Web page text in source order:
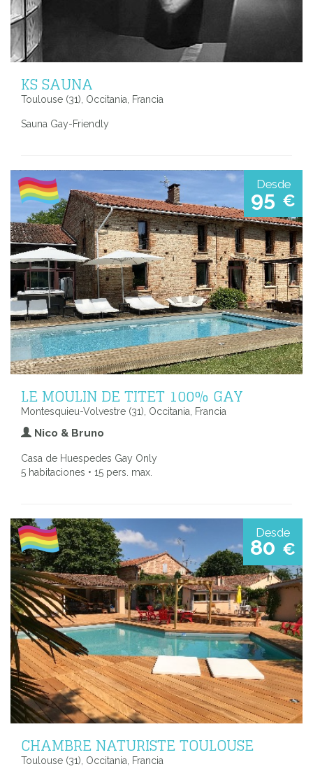
KS SAUNA
Toulouse (31), Occitania, Francia
Sauna Gay-Friendly
Desde
95 €
LE MOULIN DE TITET 100% GAY
Montesquieu-Volvestre (31), Occitania, Francia
Nico & Bruno
Casa de Huespedes Gay Only
5 habitaciones • 15 pers. max.
Desde
80 €
CHAMBRE NATURISTE TOULOUSE
Toulouse (31), Occitania, Francia